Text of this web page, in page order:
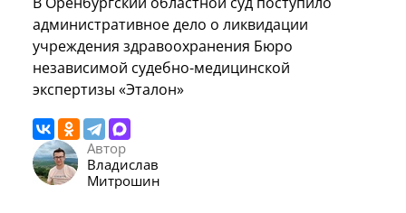
административное дело о ликвидации
учреждения здравоохранения Бюро
независимой судебно-медицинской
экспертизы «Эталон»
Автор
Владислав
Митрошин